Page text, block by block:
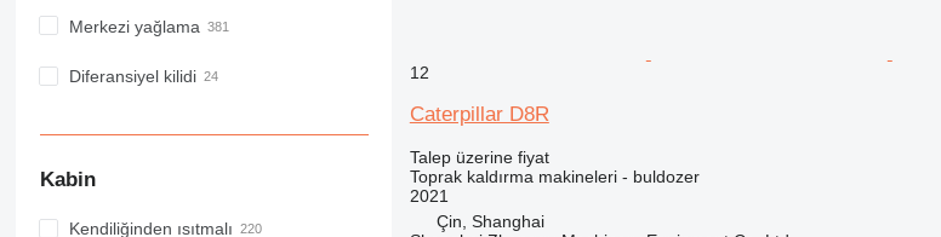
Merkezi yağlama
Diferansiyel kilidi
Kabin
Kendiliğinden ısıtmalı
12
Caterpillar D8R
Talep üzerine fiyat
Toprak kaldırma makineleri - buldozer
2021
Çin, Shanghai